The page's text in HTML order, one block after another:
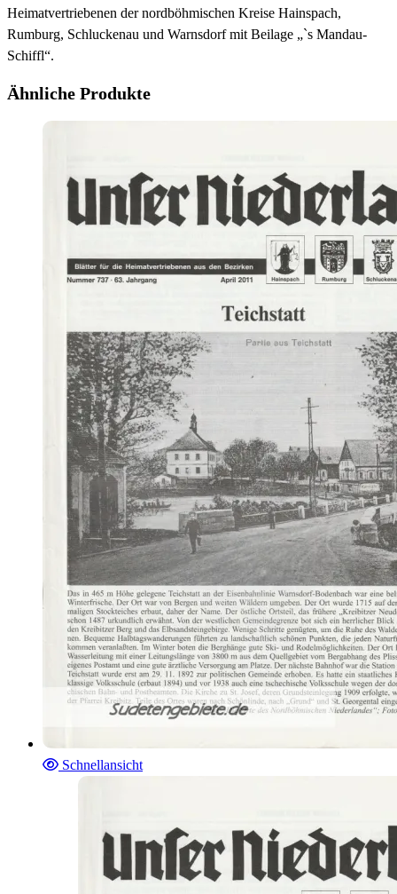
Heimatvertriebenen der nordböhmischen Kreise Hainspach,
Rumburg, Schluckenau und Warnsdorf mit Beilage „`s Mandau-
Schiffl“.
Ähnliche Produkte
Schnellansicht